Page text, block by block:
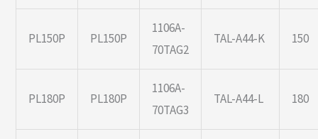
PL150P PL150P
1106A-
70TAG2
TAL-A44-K 150
PL180P PL180P
1106A-
70TAG3
TAL-A44-L 180